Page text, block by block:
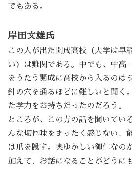
でもある。
岸田文雄氏
この人が出た開成高校（大学は早
い）は難関である。中でも、中高
をうたう開成に高校から入るのは
針の穴を通るほどに難しいと聞く
た学力をお持ちだったのだろう。
ところが、この方の話を聞いてい
んな切れ味をまったく感じない。
は爪を隠す。奥ゆかしい御仁なのか
加えて、お話になることがどうに